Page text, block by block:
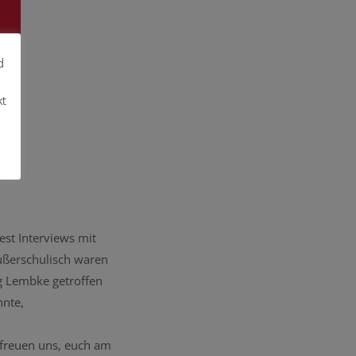
Interviews mit
waren
Lembke getroffen
uns, euch am